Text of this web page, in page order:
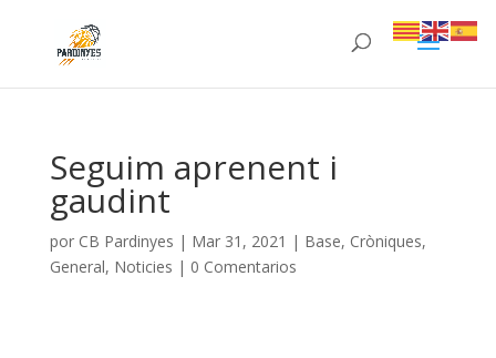
Seguim aprenent i
gaudint
por CB Pardinyes | Mar 31, 2021 | Base, Cròniques,
General, Noticies | 0 Comentarios